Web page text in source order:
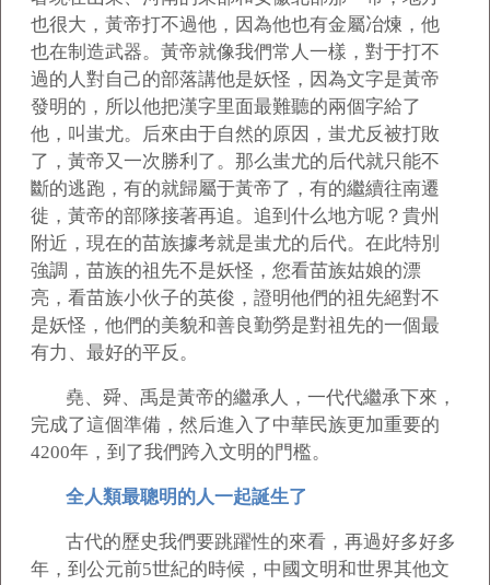
也很大，黃帝打不過他，因為他也有金屬冶煉，他
也在制造武器。黃帝就像我們常人一樣，對于打不
過的人對自己的部落講他是妖怪，因為文字是黃帝
發明的，所以他把漢字里面最難聽的兩個字給了
他，叫蚩尤。后來由于自然的原因，蚩尤反被打敗
了，黃帝又一次勝利了。那么蚩尤的后代就只能不
斷的逃跑，有的就歸屬于黃帝了，有的繼續往南遷
徙，黃帝的部隊接著再追。追到什么地方呢？貴州
附近，現在的苗族據考就是蚩尤的后代。在此特別
強調，苗族的祖先不是妖怪，您看苗族姑娘的漂
亮，看苗族小伙子的英俊，證明他們的祖先絕對不
是妖怪，他們的美貌和善良勤勞是對祖先的一個最
有力、最好的平反。
堯、舜、禹是黃帝的繼承人，一代代繼承下來，
完成了這個準備，然后進入了中華民族更加重要的
4200年，到了我們跨入文明的門檻。
全人類最聰明的人一起誕生了
古代的歷史我們要跳躍性的來看，再過好多好多
年，到公元前5世紀的時候，中國文明和世界其他文